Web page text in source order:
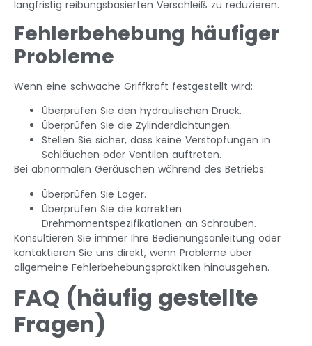
langfristig reibungsbasierten Verschleiß zu reduzieren.
Fehlerbehebung häufiger
Probleme
Wenn eine schwache Griffkraft festgestellt wird:
Überprüfen Sie den hydraulischen Druck.
Überprüfen Sie die Zylinderdichtungen.
Stellen Sie sicher, dass keine Verstopfungen in
Schläuchen oder Ventilen auftreten.
Bei abnormalen Geräuschen während des Betriebs:
Überprüfen Sie Lager.
Überprüfen Sie die korrekten
Drehmomentspezifikationen an Schrauben.
Konsultieren Sie immer Ihre Bedienungsanleitung oder
kontaktieren Sie uns direkt, wenn Probleme über
allgemeine Fehlerbehebungspraktiken hinausgehen.
FAQ (häufig gestellte
Fragen)